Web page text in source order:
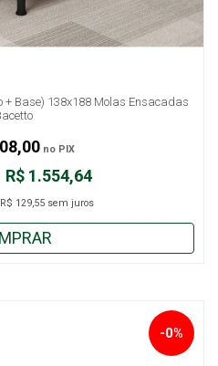
+ Base) 138x188 Molas Ensacadas
R$ 1.554,64
R$ 129,55 sem juros
no PIX
-0%